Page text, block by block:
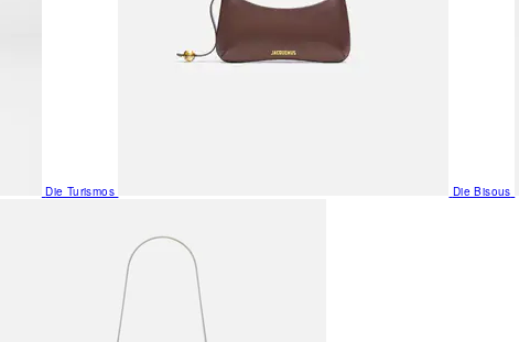
Die Turismos Die Bisous